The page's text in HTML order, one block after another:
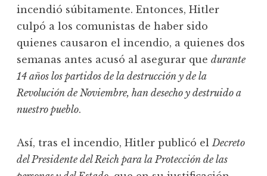
incendió súbitamente. Entonces, Hitler
culpó a los comunistas de haber sido
quienes causaron el incendio, a quienes dos
semanas antes acusó al asegurar que durante
14 años los partidos de la destrucción y de la
Revolución de Noviembre, han desecho y destruido a
nuestro pueblo.
Así, tras el incendio, Hitler publicó elDecreto
del Presidente del Reich para la Protección de las